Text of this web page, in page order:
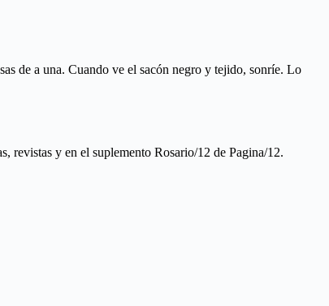
de a una. Cuando ve el sacón negro y tejido, sonríe. Lo
revistas y en el suplemento Rosario/12 de Pagina/12.